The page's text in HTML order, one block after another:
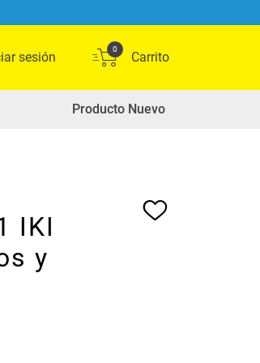
sesión
0
Producto Nuevo
IKI
y